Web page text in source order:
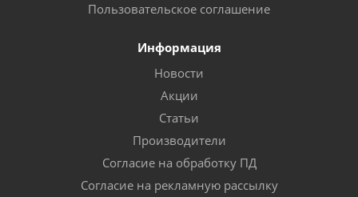
Пользовательское соглашение
Информация
Новости
Акции
Статьи
Производители
Согласие на обработку ПД
Согласие на рекламную рассылку